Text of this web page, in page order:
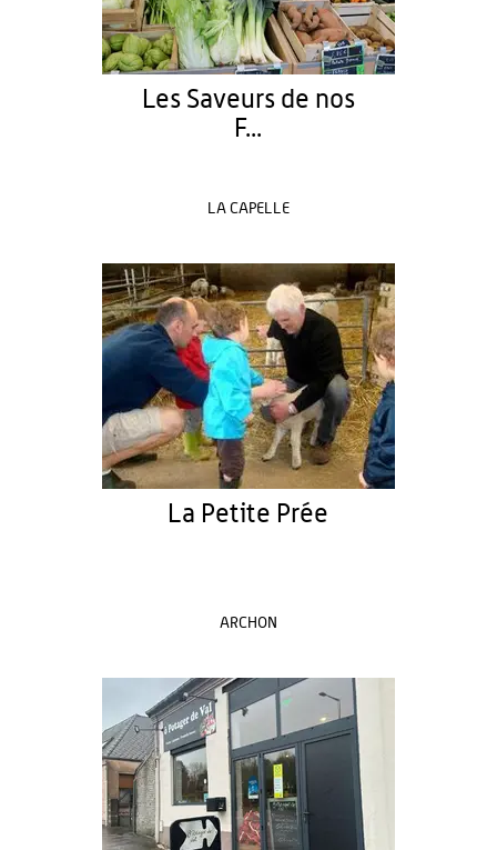
Les Saveurs de nos
F...
LA CAPELLE
La Petite Prée
ARCHON